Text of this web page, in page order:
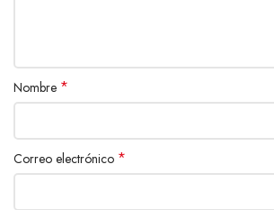
Nombre *
Correo electrónico *